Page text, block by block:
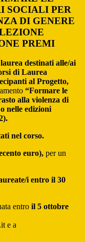
SOCIALI PER
DI GENERE
PREMI
destinati alle/ai
di Laurea
al Progetto,
“Formare le
alla violenza di
nelle edizioni
nel corso.
euro), per un
i entro il 30
entro il 5 ottobre
e a